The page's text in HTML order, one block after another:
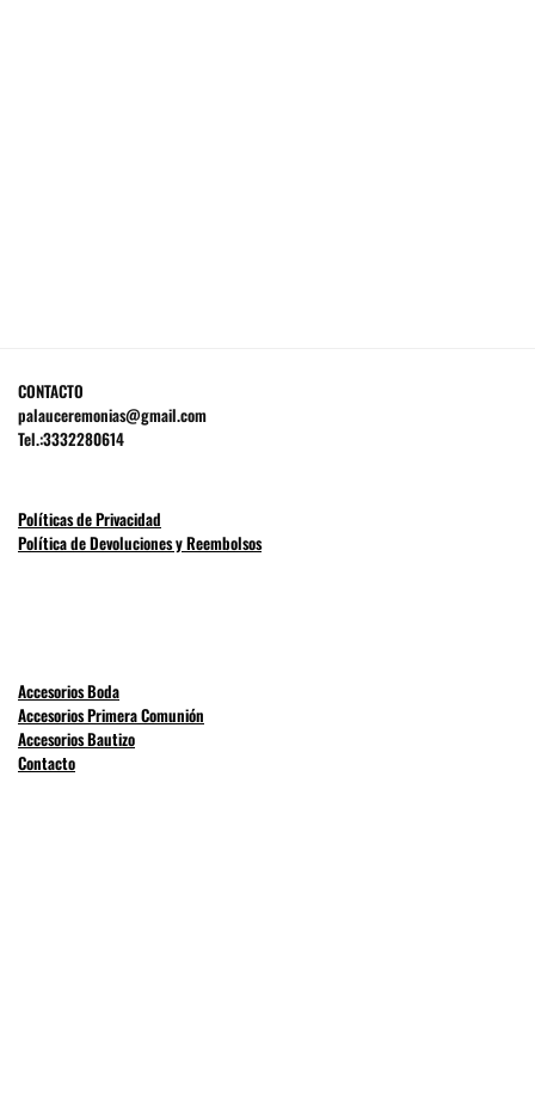
CONTACTO
palauceremonias@gmail.com
Tel.:3332280614
Políticas de Privacidad
Política de Devoluciones y Reembolsos
Accesorios Boda
Accesorios Primera Comunión
Accesorios Bautizo
Contacto